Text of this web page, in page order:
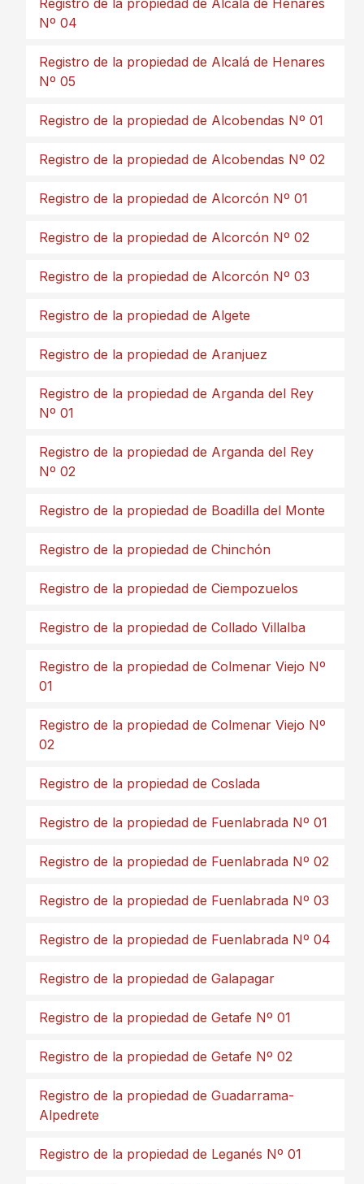
Registro de la propiedad de Alcalá de Henares
Nº 04
Registro de la propiedad de Alcalá de Henares
Nº 05
Registro de la propiedad de Alcobendas Nº 01
Registro de la propiedad de Alcobendas Nº 02
Registro de la propiedad de Alcorcón Nº 01
Registro de la propiedad de Alcorcón Nº 02
Registro de la propiedad de Alcorcón Nº 03
Registro de la propiedad de Algete
Registro de la propiedad de Aranjuez
Registro de la propiedad de Arganda del Rey
Nº 01
Registro de la propiedad de Arganda del Rey
Nº 02
Registro de la propiedad de Boadilla del Monte
Registro de la propiedad de Chinchón
Registro de la propiedad de Ciempozuelos
Registro de la propiedad de Collado Villalba
Registro de la propiedad de Colmenar Viejo Nº
01
Registro de la propiedad de Colmenar Viejo Nº
02
Registro de la propiedad de Coslada
Registro de la propiedad de Fuenlabrada Nº 01
Registro de la propiedad de Fuenlabrada Nº 02
Registro de la propiedad de Fuenlabrada Nº 03
Registro de la propiedad de Fuenlabrada Nº 04
Registro de la propiedad de Galapagar
Registro de la propiedad de Getafe Nº 01
Registro de la propiedad de Getafe Nº 02
Registro de la propiedad de Guadarrama-
Alpedrete
Registro de la propiedad de Leganés Nº 01